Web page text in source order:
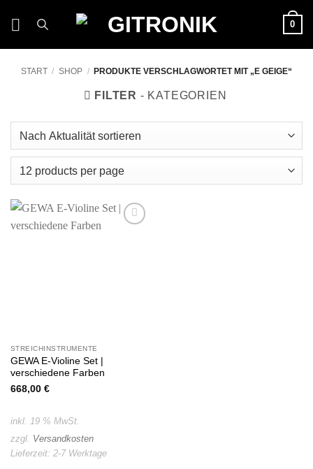
0
START / SHOP / PRODUKTE VERSCHLAGWORTET MIT „E GEIGE“
FILTER
STREICHINSTRUMENTE
GEWA E-Violine Set |
verschiedene Farben
668,00 €
inkl. 19 % MwSt.
zzgl. Versandkosten
Lieferzeit: 2-7 Werktage